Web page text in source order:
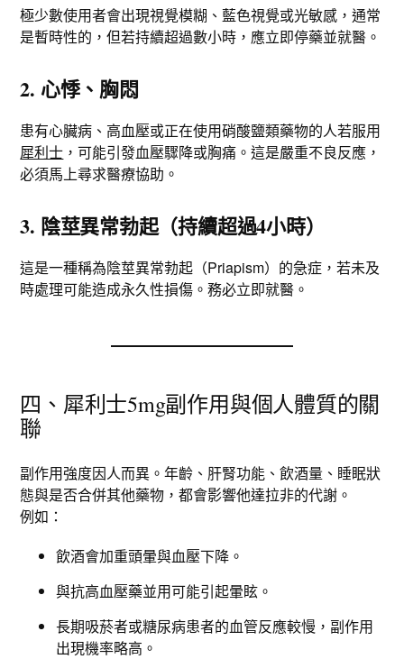
極少數使用者會出現視覺模糊、藍色視覺或光敏感，通常
是暫時性的，但若持續超過數小時，應立即停藥並就醫。
2. 心悸、胸悶
患有心臟病、高血壓或正在使用硝酸鹽類藥物的人若服用
犀利士 ，可能引發血壓驟降或胸痛。這是嚴重不良反應，
必須馬上尋求醫療協助。
3. 陰莖異常勃起（持續超過4小時）
這是一種稱為陰莖異常勃起（Priapism）的急症，若未及
時處理可能造成永久性損傷。務必立即就醫。
四、犀利士5mg副作用與個人體質的關
聯
副作用強度因人而異。年齡、肝腎功能、飲酒量、睡眠狀
態與是否合併其他藥物，都會影響他達拉非的代謝。
例如：
飲酒會加重頭暈與血壓下降。
與抗高血壓藥並用可能引起暈眩。
長期吸菸者或糖尿病患者的血管反應較慢，副作用
出現機率略高。